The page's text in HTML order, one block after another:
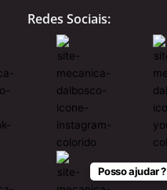
Redes Sociais:
Posso ajudar ?